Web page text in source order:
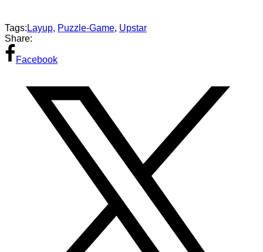
Tags: Layup, Puzzle-Game, Upstar
Share:
Facebook